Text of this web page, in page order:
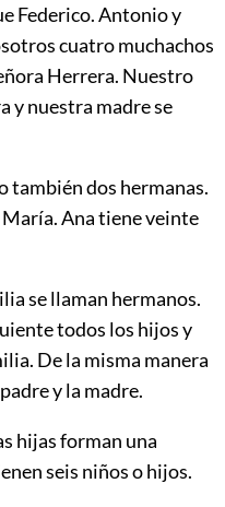
Federico. Antonio y
cuatro muchachos
Herrera. Nuestro
y nuestra madre se
también dos hermanas.
Ana tiene veinte
se llaman hermanos.
todos los hijos y
De la misma manera
y la madre.
hijas forman una
seis niños o hijos.